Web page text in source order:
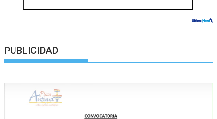
PUBLICIDAD